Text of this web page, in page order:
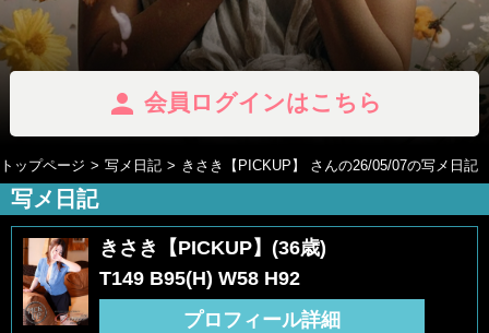
person 会員ログインはこちら
トップページ 写メ日記 きさき【PICKUP】 さんの26/05/07の写メ日記
写メ日記
きさき【PICKUP】(36歳)
T149 B95(H) W58 H92
プロフィール詳細